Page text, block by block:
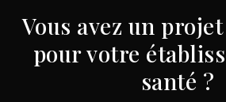
Vous avez un
pour votre
santé ?